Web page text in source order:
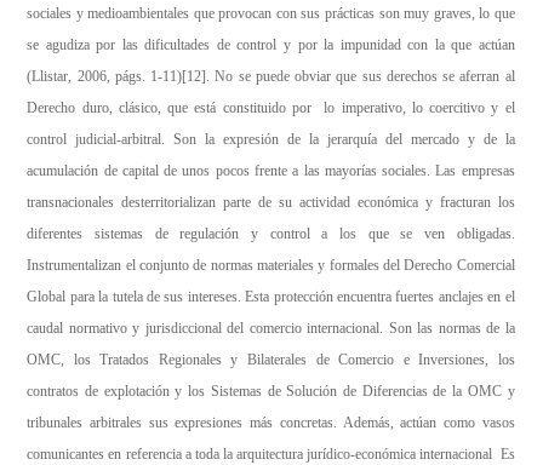
sociales y medioambientales que provocan con sus prácticas son muy graves, lo que
se agudiza por las dificultades de control y por la impunidad con la que actúan
(Llistar, 2006, págs. 1-11)[12] . No se puede obviar que sus derechos se aferran al
Derecho duro, clásico, que está constituido por lo imperativo, lo coercitivo y el
control judicial-arbitral. Son la expresión de la jerarquía del mercado y de la
acumulación de capital de unos pocos frente a las mayorías sociales. Las empresas
transnacionales desterritorializan parte de su actividad económica y fracturan los
diferentes sistemas de regulación y control a los que se ven obligadas.
Instrumentalizan el conjunto de normas materiales y formales del Derecho Comercial
Global para la tutela de sus intereses. Esta protección encuentra fuertes anclajes en el
caudal normativo y jurisdiccional del comercio internacional. Son las normas de la
OMC, los Tratados Regionales y Bilaterales de Comercio e Inversiones, los
contratos de explotación y los Sistemas de Solución de Diferencias de la OMC y
tribunales arbitrales sus expresiones más concretas. Además, actúan como vasos
comunicantes en referencia a toda la arquitectura jurídico-económica internacional Es